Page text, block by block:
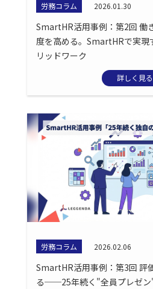
労務コラム 2026.01.30
SmartHR活用事例：第2回 働
度を高める。SmartHRで実現
リッドワーク
詳しく見る
労務コラム 2026.02.06
SmartHR活用事例：第3回 評
る──25年続く"全員プレゼン